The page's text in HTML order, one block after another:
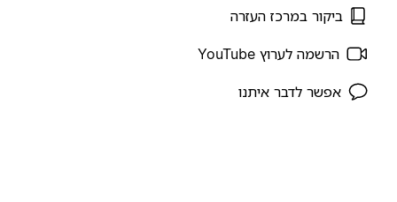
ביקור במרכז העזרה
הרשמה לערוץ YouTube
אפשר לדבר איתנו